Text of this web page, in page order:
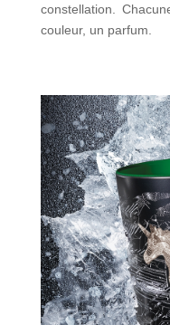
constellation.
couleur, un parfum.